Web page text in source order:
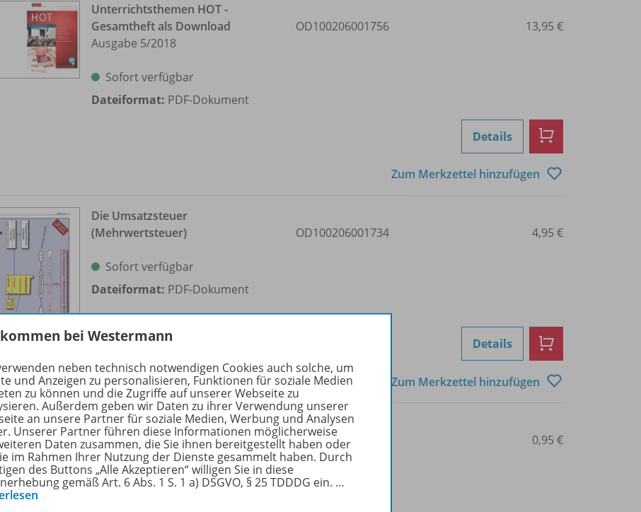
Unterrichtsthemen HOT -
Gesamtheft als Download
Ausgabe 5/2018
Sofort verfügbar
Dateiformat: PDF-Dokument
OD100206001756 13,95 €
Details
Zum Merkzettel hinzufügen
Die Umsatzsteuer
(Mehrwertsteuer)
Sofort verfügbar
Dateiformat: PDF-Dokument
OD100206001734 4,95 €
Details
Zum Merkzettel hinzufügen
Kreuzworträtsel: Erfüllungsort
Sofort verfügbar
Dateiformat: PDF-Dokument
OD100206001735 0,95 €
bei Westermann
neben technisch notwendigen Cookies auch solche, um
und Anzeigen zu personalisieren, Funktionen für soziale Medien
zu können und die Zugriffe auf unserer Webseite zu
Außerdem geben wir Daten zu ihrer Verwendung unserer
an unsere Partner für soziale Medien, Werbung und Analysen
Unserer Partner führen diese Informationen möglicherweise
Daten zusammen, die Sie ihnen bereitgestellt haben oder
im Rahmen Ihrer Nutzung der Dienste gesammelt haben. Durch
des Buttons „Alle Akzeptieren“ willigen Sie in diese
gemäß Art. 6 Abs. 1 S. 1 a) DSGVO, § 25 TDDDG ein. …